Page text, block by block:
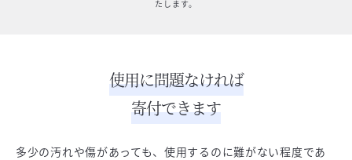
たします。
使用に問題なければ
寄付できます
多少の汚れや傷があっても、使用するのに難がない程度であ